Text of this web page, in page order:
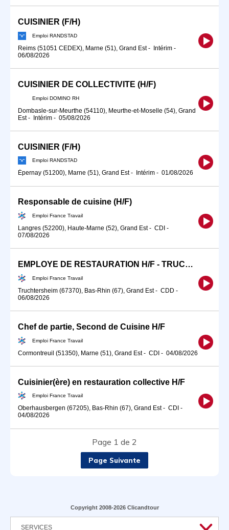
CUISINIER (F/H)
Emploi RANDSTAD
Reims (51051 CEDEX), Marne (51), Grand Est- Intérim -
06/08/2026
CUISINIER DE COLLECTIVITE (H/F)
Emploi DOMINO RH
Dombasle-sur-Meurthe (54110), Meurthe-et-Moselle (54), Grand
Est- Intérim - 05/08/2026
CUISINIER (F/H)
Emploi RANDSTAD
Épernay (51200), Marne (51), Grand Est- Intérim - 01/08/2026
Responsable de cuisine (H/F)
Emploi France Travail
Langres (52200), Haute-Marne (52), Grand Est- CDI -
07/08/2026
EMPLOYE DE RESTAURATION H/F - TRUCHTERSHEIM - CDD (H/F)
Emploi France Travail
Truchtersheim (67370), Bas-Rhin (67), Grand Est- CDD -
06/08/2026
Chef de partie, Second de Cuisine H/F
Emploi France Travail
Cormontreuil (51350), Marne (51), Grand Est- CDI - 04/08/2026
Cuisinier(ère) en restauration collective H/F
Emploi France Travail
Oberhausbergen (67205), Bas-Rhin (67), Grand Est- CDI -
04/08/2026
Page 1 de 2
Page Suivante
Copyright 2008-2026 Clicandtour
SERVICES